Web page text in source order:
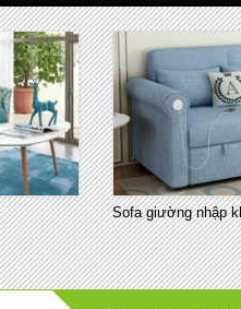
Sofa giường nhập